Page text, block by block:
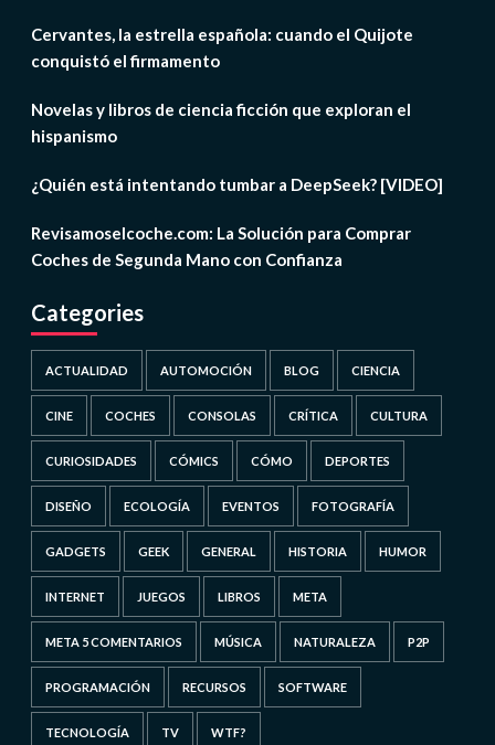
Cervantes, la estrella española: cuando el Quijote
conquistó el firmamento
Novelas y libros de ciencia ficción que exploran el
hispanismo
¿Quién está intentando tumbar a DeepSeek? [VIDEO]
Revisamoselcoche.com: La Solución para Comprar
Coches de Segunda Mano con Confianza
Categories
ACTUALIDAD AUTOMOCIÓN BLOG CIENCIA
CINE COCHES CONSOLAS CRÍTICA CULTURA
CURIOSIDADES CÓMICS CÓMO DEPORTES
DISEÑO ECOLOGÍA EVENTOS FOTOGRAFÍA
GADGETS GEEK GENERAL HISTORIA HUMOR
INTERNET JUEGOS LIBROS META
META 5 COMENTARIOS MÚSICA NATURALEZA P2P
PROGRAMACIÓN RECURSOS SOFTWARE
TECNOLOGÍA TV WTF?